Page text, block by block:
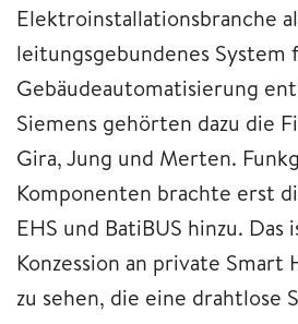
Elektroinstallationsbranche
leitungsgebundenes System
Gebäudeautomatisierung
Siemens gehörten dazu die
Gira, Jung und Merten.
Komponenten brachte erst
EHS und BatiBUS hinzu.
Konzession an private Smart
zu sehen, die eine drahtlose